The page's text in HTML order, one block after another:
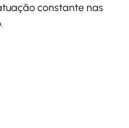
constante nas